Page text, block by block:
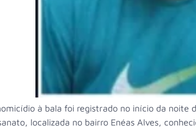
à bala foi registrado no início da noite
localizada no bairro Enéas Alves,